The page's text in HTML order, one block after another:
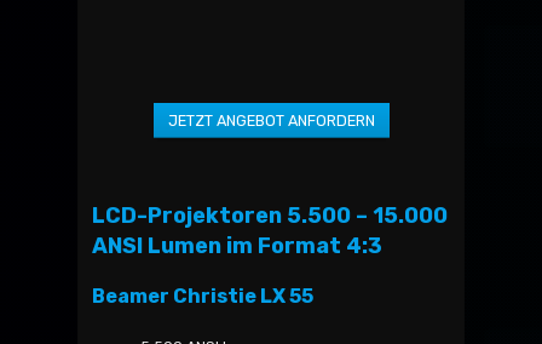
LCD-Projektoren 5.500 – 15.000
ANSI Lumen im Format 4:3
Beamer Christie LX 55